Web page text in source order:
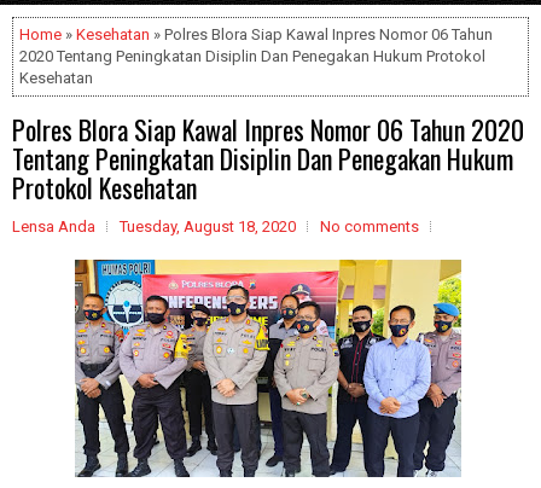
Home » Kesehatan » Polres Blora Siap Kawal Inpres Nomor 06 Tahun
2020 Tentang Peningkatan Disiplin Dan Penegakan Hukum Protokol
Kesehatan
Polres Blora Siap Kawal Inpres Nomor 06 Tahun 2020
Tentang Peningkatan Disiplin Dan Penegakan Hukum
Protokol Kesehatan
Lensa Anda Tuesday, August 18, 2020 No comments